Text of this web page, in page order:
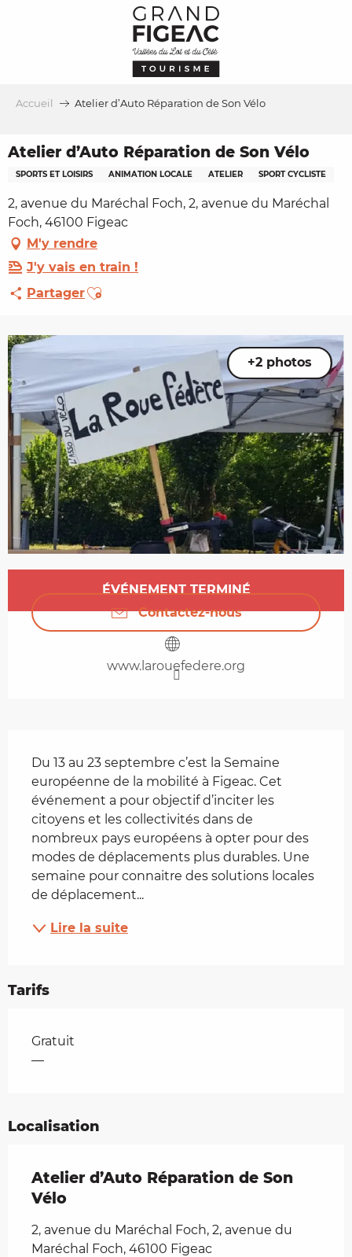
Accueil Atelier d’Auto Réparation de Son Vélo
Atelier d’Auto Réparation de Son Vélo
SPORTS ET LOISIRS ANIMATION LOCALE ATELIER SPORT CYCLISTE
2, avenue du Maréchal Foch, 2, avenue du Maréchal
Foch, 46100 Figeac
M'y rendre
J'y vais en train !
PartagerAjouter aux favoris
+2 photos
Ouverture et coordonnées
ÉVÉNEMENT TERMINÉ
Contactez-nous
www.larouefedere.org
Du 13 au 23 septembre c’est la Semaine
européenne de la mobilité à Figeac. Cet
événement a pour objectif d’inciter les
citoyens et les collectivités dans de
nombreux pays européens à opter pour des
modes de déplacements plus durables. Une
semaine pour connaitre des solutions locales
de déplacement...
Lire la suite
Tarifs
Tarifs 2026
Gratuit
—
Localisation
Atelier d’Auto Réparation de Son
Vélo
2, avenue du Maréchal Foch, 2, avenue du
Maréchal Foch, 46100 Figeac